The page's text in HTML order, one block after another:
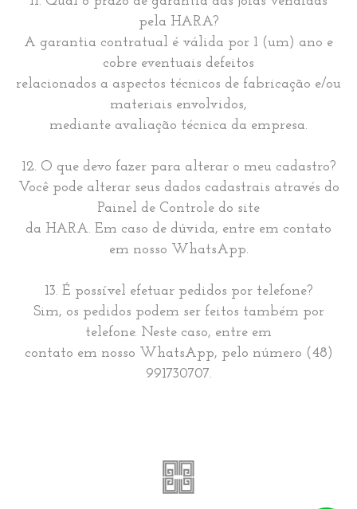
pela HARA?
A garantia contratual é válida por 1 (um) ano e
cobre eventuais defeitos
relacionados a aspectos técnicos de fabricação e/ou
materiais envolvidos,
mediante avaliação técnica da empresa.
12. O que devo fazer para alterar o meu cadastro?
Você pode alterar seus dados cadastrais através do
Painel de Controle do site
da HARA. Em caso de dúvida, entre em contato
em nosso WhatsApp.
13. É possível efetuar pedidos por telefone?
Sim, os pedidos podem ser feitos também por
telefone. Neste caso, entre em
contato em nosso WhatsApp, pelo número (48)
991730707.